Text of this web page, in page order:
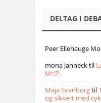
DELTAG I
Peer Ellehauge
mona jannecktil
Mr.P.
Maja Svanborgtil
og sikkert med